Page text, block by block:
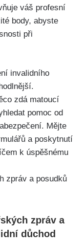
váš profesní
body, abyste
při
invalidního
zdá matoucí
pomoc od
Mějte
a poskytnutí
k úspěšnému
zpráv a
důchod